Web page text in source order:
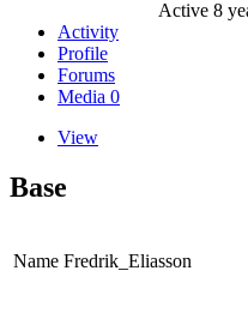
Active 8
Activity
Profile
Forums
Media 0
View
Base
Name Fredrik_Eliasson